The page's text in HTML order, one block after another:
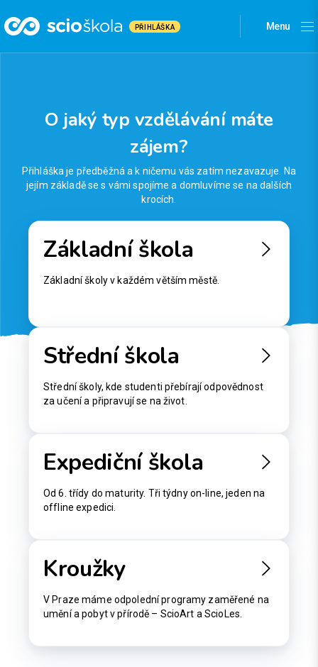
PŘIHLÁŠKA Menu
O jaký typ vzdělávání máte
zájem?
Přihláška je předběžná a k ničemu vás zatím nezavazuje.
Na
jejím základě se s vámi spojíme a domluvíme se na dalších
krocích.
Základní škola
Základní školy v každém větším městě.
Střední škola
Střední školy, kde studenti přebírají odpovědnost
za učení a připravují se na život.
Expediční škola
Od 6. třídy do maturity. Tři týdny on-line, jeden na
offline expedici.
Kroužky
V Praze máme odpolední programy zaměřené na
umění a pobyt v přírodě – ScioArt a ScioLes.